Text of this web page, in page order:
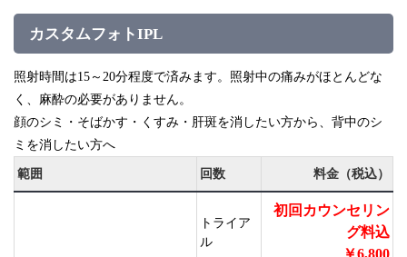
カスタムフォトIPL
照射時間は15～20分程度で済みます。照射中の痛みがほとんどな
く、麻酔の必要がありません。
顔のシミ・そばかす・くすみ・肝斑を消したい方から、背中のシ
ミを消したい方へ
範囲 回数 料金（税込）
トライア
ル
初回カウンセリン
グ料込
￥6,800